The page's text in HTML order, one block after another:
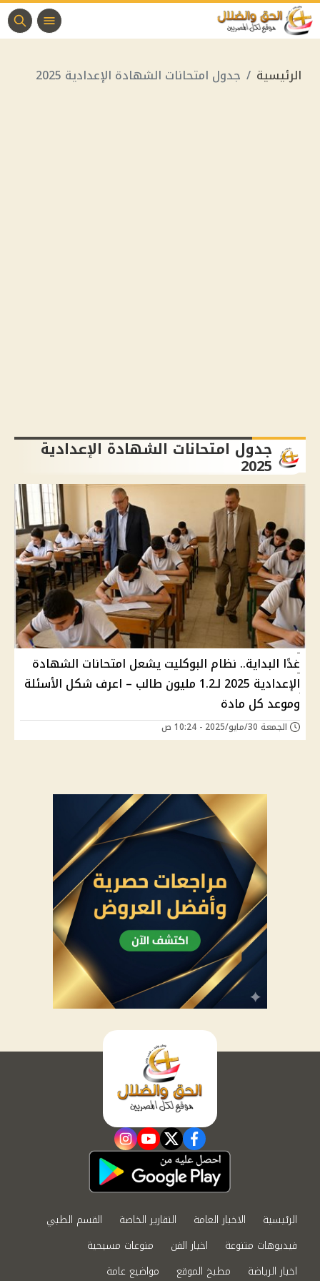
الرئيسية جدول امتحانات الشهادة الإعدادية 2025
جدول امتحانات الشهادة الإعدادية
2025
غدًا البداية.. نظام البوكليت يشعل امتحانات الشهادة
الإعدادية 2025 لـ1.2 مليون طالب – اعرف شكل الأسئلة
وموعد كل مادة
الجمعة 30/مايو/2025 - 10:24 ص
facebook
twitter
youtube
instagram
الرئيسية الاخبار العامة التقارير الخاصة
القسم الطبي
فيديوهات متنوعة
اخبار الفن
منوعات مسيحية
اخبار الرياضة
مطبخ الموقع مواضيع عامة